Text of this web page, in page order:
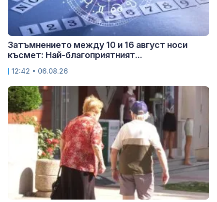
Затъмнението между 10 и 16 август носи
късмет: Най-благоприятният...
12:42 • 06.08.26